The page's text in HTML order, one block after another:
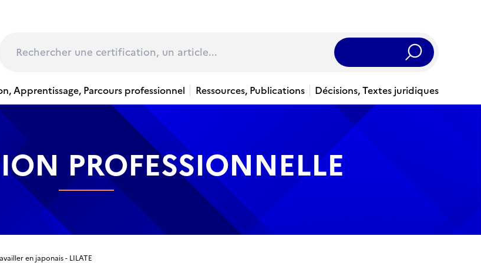
Rechercher
Apprentissage, Parcours professionnel Ressources, Publications Décisions, Textes juridiques
PROFESSIONNELLE
en japonais - LILATE